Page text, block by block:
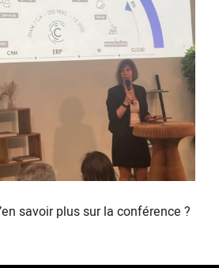
savoir plus sur la conférence ?